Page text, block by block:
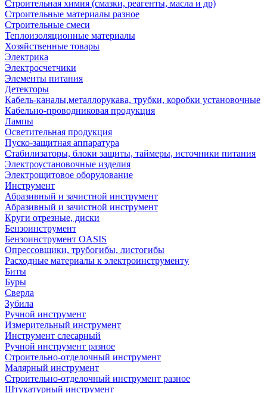
Строительная химия (смазки, реагенты, масла и др)
Строительные материалы разное
Строительные смеси
Теплоизоляционные материалы
Хозяйственные товары
Электрика
Электросчетчики
Элементы питания
Детекторы
Кабель-каналы,металлорукава, трубки, коробки установочные
Кабельно-проводниковая продукция
Лампы
Осветительная продукция
Пуско-защитная аппаратура
Стабилизаторы, блоки защиты, таймеры, источники питания
Электроустановочные изделия
Электрощитовое оборудование
Инструмент
Абразивный и зачистной инструмент
Абразивный и зачистной инструмент
Круги отрезные, диски
Бензоинструмент
Бензоинструмент OASIS
Опрессовщики, трубогибы, листогибы
Расходные материалы к электроинструменту
Биты
Буры
Сверла
Зубила
Ручной инструмент
Измерительный инструмент
Инструмент слесарный
Ручной инструмент разное
Строительно-отделочный инструмент
Малярный инструмент
Строительно-отделочный инструмент разное
Штукатурный инструмент